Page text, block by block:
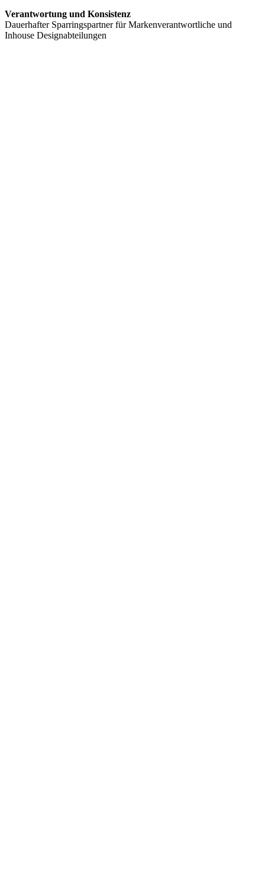
Verantwortung und Konsistenz
Dauerhafter Sparringspartner für Markenverantwortliche und
Inhouse Designabteilungen